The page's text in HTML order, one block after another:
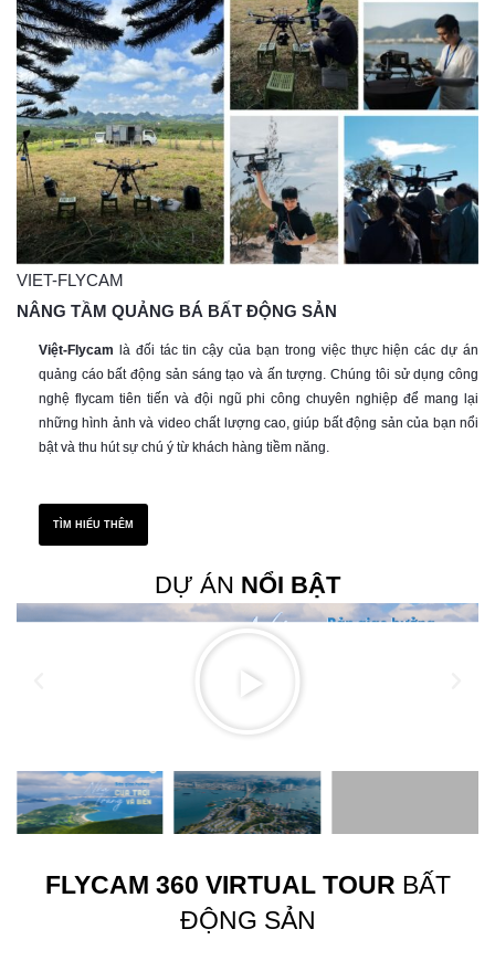
VIET-FLYCAM
NÂNG TẦM QUẢNG BÁ BẤT ĐỘNG SẢN
Việt-Flycam là đối tác tin cậy của bạn trong việc thực hiện các dự án
quảng cáo bất động sản sáng tạo và ấn tượng. Chúng tôi sử dụng công
nghệ flycam tiên tiến và đội ngũ phi công chuyên nghiệp để mang lại
những hình ảnh và video chất lượng cao, giúp bất động sản của bạn nổi
bật và thu hút sự chú ý từ khách hàng tiềm năng.
TÌM HIỂU THÊM
DỰ ÁN NỔI BẬT
FLYCAM 360 VIRTUAL TOUR BẤT
ĐỘNG SẢN